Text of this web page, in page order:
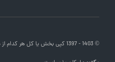
© 1403 - 1397 کپی بخش یا کل هر کدام از مطالب